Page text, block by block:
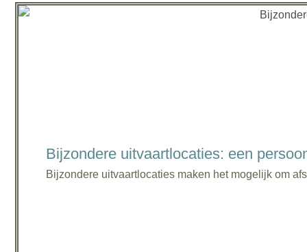
Bijzondere uitvaartlocaties: een
Bijzondere uitvaartlocaties maken het mogelijk om